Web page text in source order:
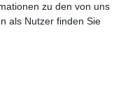
zu den von uns
als Nutzer finden Sie